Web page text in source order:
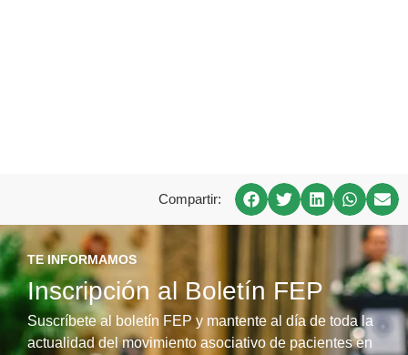
Compartir:
TE INFORMAMOS
Inscripción al Boletín FEP
Suscríbete al boletín FEP y mantente al día de toda la
actualidad del movimiento asociativo de pacientes en